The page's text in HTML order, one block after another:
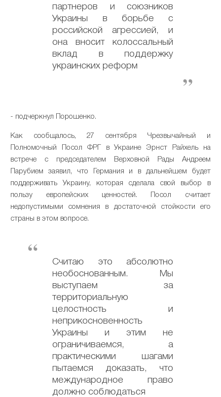
партнеров и союзников
Украины в борьбе с
российской агрессией, и
она вносит колоссальный
вклад в поддержку
украинских реформ
- подчеркнул Порошенко.
Как сообщалось, 27 сентября Чрезвычайный и
Полномочный Посол ФРГ в Украине Эрнст Райхель на
встрече с председателем Верховной Рады Андреем
Парубием заявил, что Германия и в дальнейшем будет
поддерживать Украину, которая сделала свой выбор в
пользу европейских ценностей. Посол считает
недопустимыми сомнения в достаточной стойкости его
страны в этом вопросе.
Считаю это абсолютно
необоснованным. Мы
выступаем за
территориальную
целостность и
неприкосновенность
Украины и этим не
ограничиваемся, а
практическими шагами
пытаемся доказать, что
международное право
должно соблюдаться